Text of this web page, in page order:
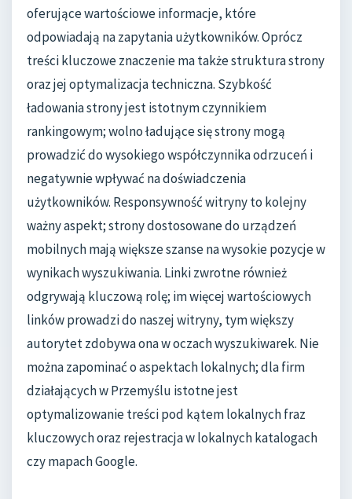
oferujące wartościowe informacje, które
odpowiadają na zapytania użytkowników. Oprócz
treści kluczowe znaczenie ma także struktura strony
oraz jej optymalizacja techniczna. Szybkość
ładowania strony jest istotnym czynnikiem
rankingowym; wolno ładujące się strony mogą
prowadzić do wysokiego współczynnika odrzuceń i
negatywnie wpływać na doświadczenia
użytkowników. Responsywność witryny to kolejny
ważny aspekt; strony dostosowane do urządzeń
mobilnych mają większe szanse na wysokie pozycje w
wynikach wyszukiwania. Linki zwrotne również
odgrywają kluczową rolę; im więcej wartościowych
linków prowadzi do naszej witryny, tym większy
autorytet zdobywa ona w oczach wyszukiwarek. Nie
można zapominać o aspektach lokalnych; dla firm
działających w Przemyślu istotne jest
optymalizowanie treści pod kątem lokalnych fraz
kluczowych oraz rejestracja w lokalnych katalogach
czy mapach Google.